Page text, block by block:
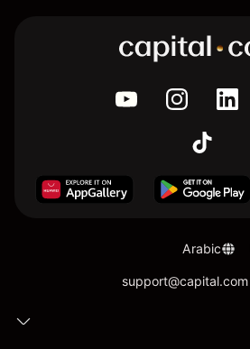
Arabic
support@capital.com